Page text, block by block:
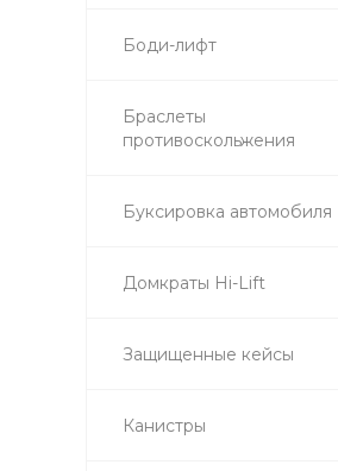
Боди-лифт
Браслеты
противоскольжения
Буксировка автомобиля
Домкраты Hi-Lift
Защищенные кейсы
Канистры